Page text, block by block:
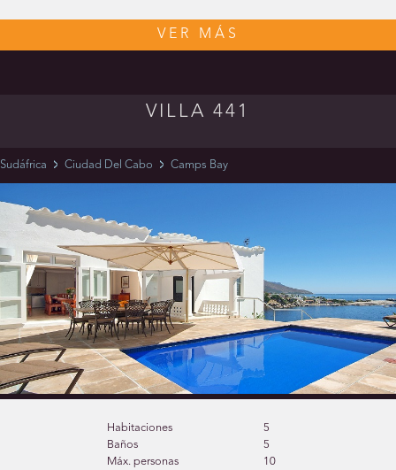
VER MÁS
VILLA 441
Sudáfrica Ciudad Del Cabo Camps Bay
Habitaciones
5
Baños
5
Máx. personas
10